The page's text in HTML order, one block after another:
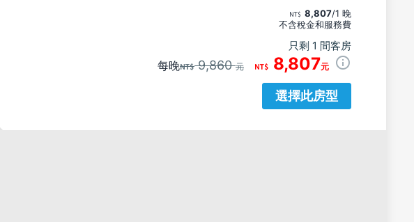
8,807/1 晚
不含稅金和服務費
只剩 1 間客房
每晚 9,860元 8,807元
選擇此房型